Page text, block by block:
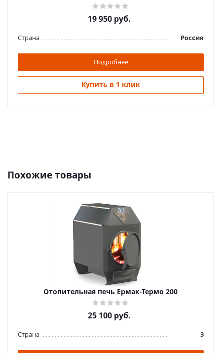
19 950руб.
Страна Россия
Подробнее
Купить в 1 клик
Похожие товары
Отопительная печь Ермак-Термо 200
25 100руб.
Страна 3